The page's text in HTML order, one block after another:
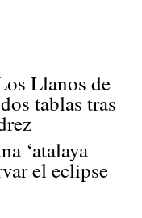
Llanos de
tablas tras
‘atalaya
el eclipse